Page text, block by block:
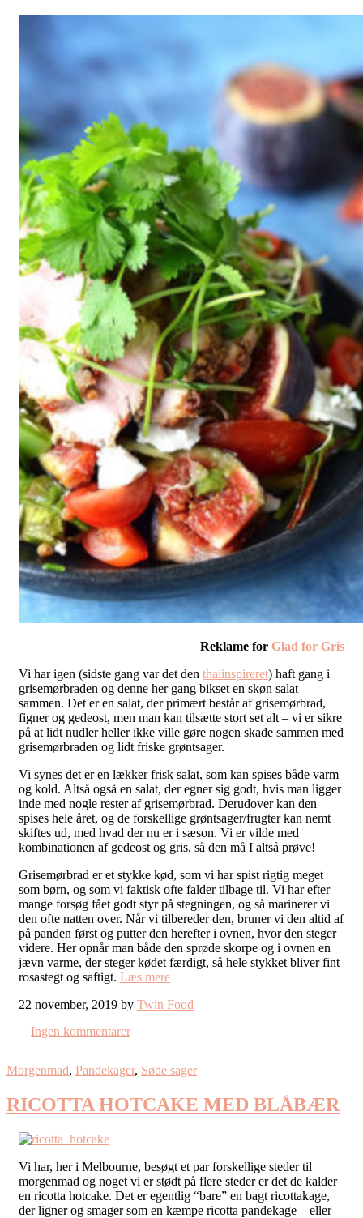
Reklame for Glad for Gris
Vi har igen (sidste gang var det den thaiinspireret) haft gang i
grisemørbraden og denne her gang bikset en skøn salat
sammen. Det er en salat, der primært består af grisemørbrad,
figner og gedeost, men man kan tilsætte stort set alt – vi er sikre
på at lidt nudler heller ikke ville gøre nogen skade sammen med
grisemørbraden og lidt friske grøntsager.
Vi synes det er en lækker frisk salat, som kan spises både varm
og kold. Altså også en salat, der egner sig godt, hvis man ligger
inde med nogle rester af grisemørbrad. Derudover kan den
spises hele året, og de forskellige grøntsager/frugter kan nemt
skiftes ud, med hvad der nu er i sæson. Vi er vilde med
kombinationen af gedeost og gris, så den må I altså prøve!
Grisemørbrad er et stykke kød, som vi har spist rigtig meget
som børn, og som vi faktisk ofte falder tilbage til. Vi har efter
mange forsøg fået godt styr på stegningen, og så marinerer vi
den ofte natten over. Når vi tilbereder den, bruner vi den altid af
på panden først og putter den herefter i ovnen, hvor den steger
videre. Her opnår man både den sprøde skorpe og i ovnen en
jævn varme, der steger kødet færdigt, så hele stykket bliver fint
rosastegt og saftigt. Læs mere
22 november, 2019 by Twin Food
Ingen kommentarer
Morgenmad, Pandekager, Søde sager
RICOTTA HOTCAKE MED BLÅBÆR
Vi har, her i Melbourne, besøgt et par forskellige steder til
morgenmad og noget vi er stødt på flere steder er det de kalder
en ricotta hotcake. Det er egentlig “bare” en bagt ricottakage,
der ligner og smager som en kæmpe ricotta pandekage – eller